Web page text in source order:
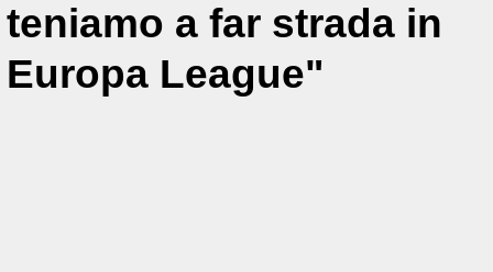
teniamo a far strada in
Europa League"